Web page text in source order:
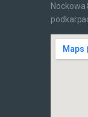
Nockowa